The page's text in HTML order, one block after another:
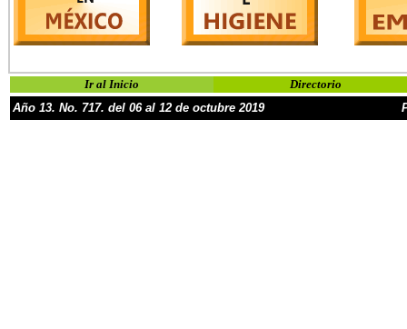
Ir al Inicio
Directorio
Año 13. No. 717. del 06 al 12 de octubre2019